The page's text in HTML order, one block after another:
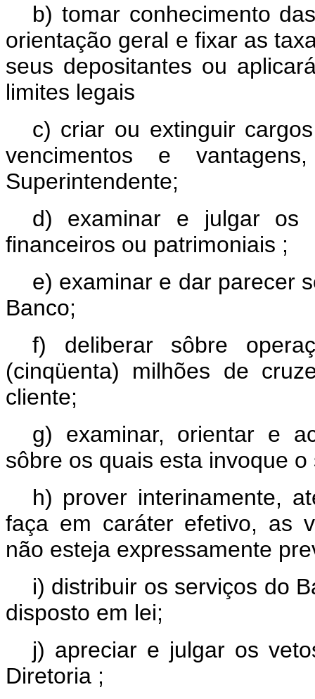
b) tomar conhecimento
orientação geral e fixar as
seus depositantes ou
limites legais
c) criar ou extinguir
vencimentos e
Superintendente;
d) examinar e julgar os
financeiros ou patrimoniais ;
e) examinar e dar parecer
Banco;
f) deliberar sôbre
(cinqüenta) milhões de
cliente;
g) examinar, orientar e
sôbre os quais esta invoque
h) prover interinamente,
faça em caráter efetivo, as
não esteja expressamente
i) distribuir os serviços do
disposto em lei;
j) apreciar e julgar os
Diretoria ;